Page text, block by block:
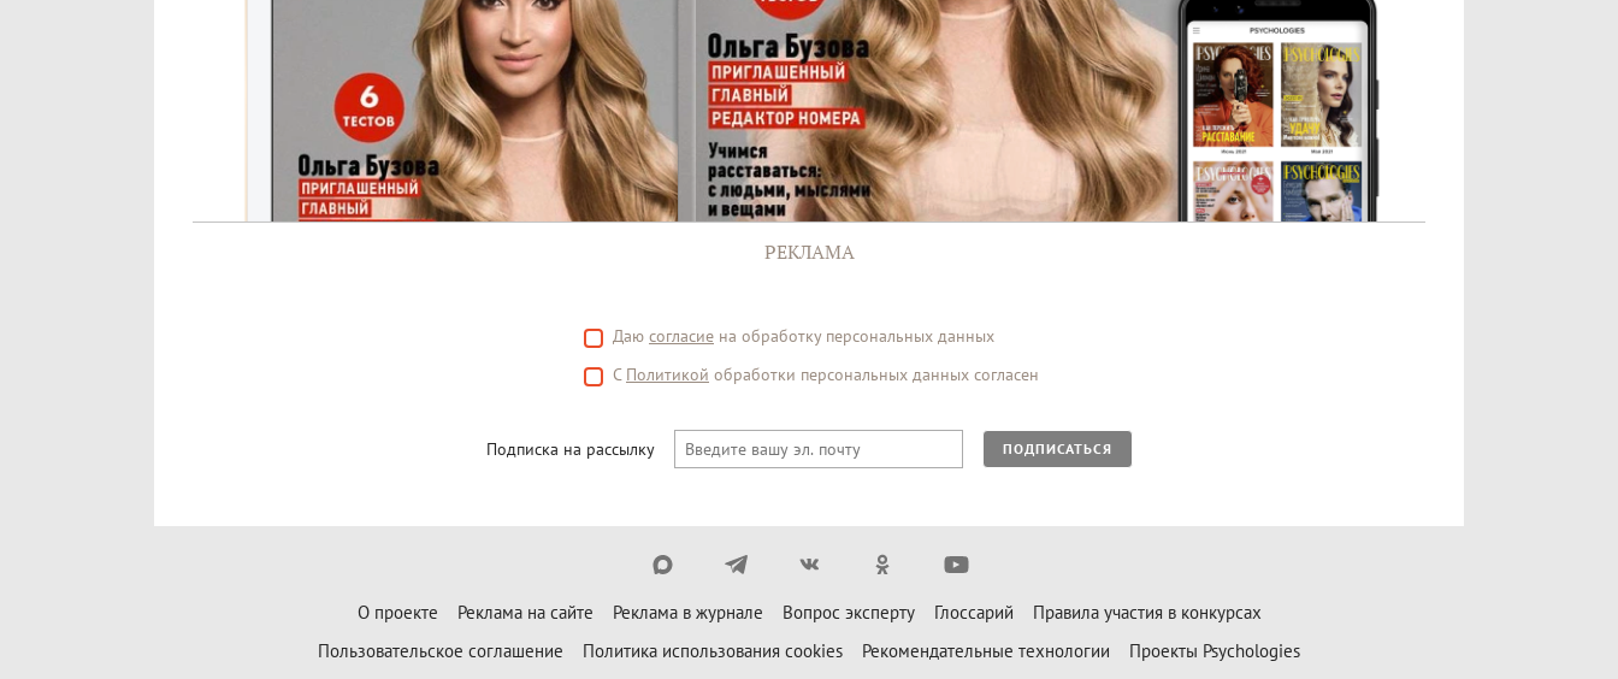
РЕКЛАМА
Даю согласие на обработку персональных данных
С Политикой обработки персональных данных согласен
Подписка на рассылку ПОДПИСАТЬСЯ
О проекте Реклама на сайте Реклама в журнале Вопрос эксперту Глоссарий
Правила участия в конкурсах
Пользовательское соглашение
Политика использования cookies Рекомендательные технологии
Проекты Psychologies